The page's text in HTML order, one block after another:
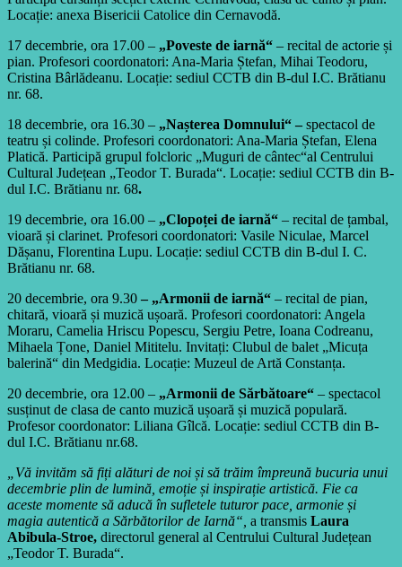
Locație: anexa Bisericii Catolice din Cernavodă.
17 decembrie, ora 17.00 – „Poveste de iarnă“ – recital de actorie și
pian. Profesori coordonatori: Ana-Maria Ștefan, Mihai Teodoru,
Cristina Bârlădeanu. Locație: sediul CCTB din B-dul I.C. Brătianu
nr. 68.
18 decembrie, ora 16.30 – „Nașterea Domnului“ – spectacol de
teatru și colinde. Profesori coordonatori: Ana-Maria Ștefan, Elena
Platică. Participă grupul folcloric „Muguri de cântec“al Centrului
Cultural Județean „Teodor T. Burada“. Locație: sediul CCTB din B-
dul I.C. Brătianu nr. 68.
19 decembrie, ora 16.00 – „Clopoței de iarnă“ – recital de țambal,
vioară și clarinet. Profesori coordonatori: Vasile Niculae, Marcel
Dășanu, Florentina Lupu. Locație: sediul CCTB din B-dul I. C.
Brătianu nr. 68.
20 decembrie, ora 9.30 – „Armonii de iarnă“ – recital de pian,
chitară, vioară și muzică ușoară. Profesori coordonatori: Angela
Moraru, Camelia Hriscu Popescu, Sergiu Petre, Ioana Codreanu,
Mihaela Țone, Daniel Mititelu. Invitați: Clubul de balet „Micuța
balerină“ din Medgidia. Locație: Muzeul de Artă Constanța.
20 decembrie, ora 12.00 – „Armonii de Sărbătoare“ – spectacol
susținut de clasa de canto muzică ușoară și muzică populară.
Profesor coordonator: Liliana Gîlcă. Locație: sediul CCTB din B-
dul I.C. Brătianu nr.68.
„Vă invităm să fiți alături de noi și să trăim împreună bucuria unui
decembrie plin de lumină, emoție și inspirație artistică. Fie ca
aceste momente să aducă în sufletele tuturor pace, armonie și
magia autentică a Sărbătorilor de Iarnă“, a transmis Laura
Abibula-Stroe, directorul general al Centrului Cultural Județean
„Teodor T. Burada“.